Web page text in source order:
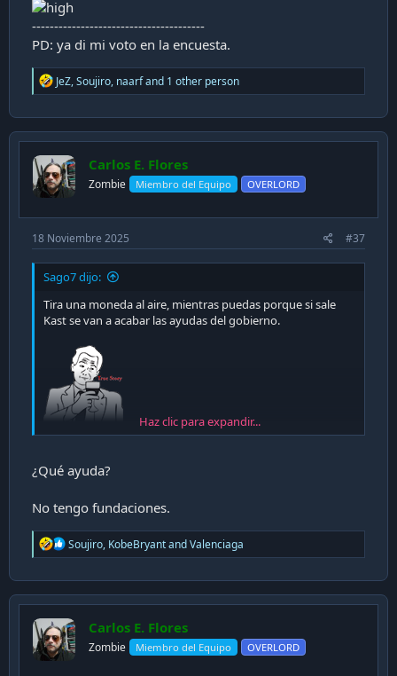
---------------------------------------
PD: ya di mi voto en la encuesta.
R
e
c
t
o
n
s
JeZ,Soujiro, naarfand 1 other person
Carlos E. Flores
Zombie Miembro del Equipo OVERLORD
18 Noviembre 2025 #37
Sago7 dijo:
Tira una moneda al aire, mientras puedas porque si sale
Kast se van a acabar las ayudas del gobierno.
Tener una chorrera de hijos no es directamente
Puedes fornicar como conejo y no tener hijos.
Haz clic para expandir...
¿Qué ayuda?
No tengo fundaciones.
R
e
c
t
o
n
s
Soujiro, KobeBryantandValenciaga
Carlos E. Flores
Zombie Miembro del Equipo OVERLORD